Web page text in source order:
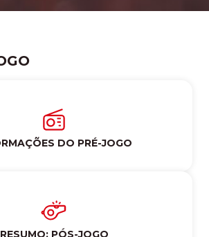
DO PRÉ-JOGO
RESUMO: PÓS-JOGO